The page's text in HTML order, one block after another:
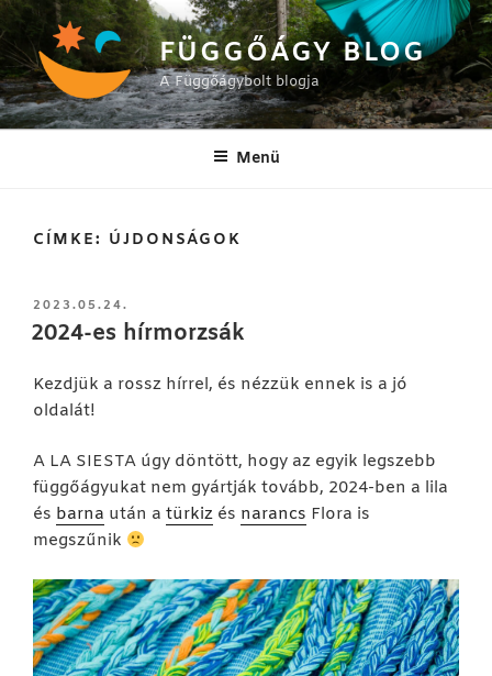
Tartalomhoz
FÜGGŐÁGY BLOG
A Függőágybolt blogja
Menü
CÍMKE: ÚJDONSÁGOK
BEKÜLDVE:
2023.05.24.
2024-es hírmorzsák
Kezdjük a rossz hírrel, és nézzük ennek is a jó
oldalát!
A LA SIESTA úgy döntött, hogy az egyik legszebb
függőágyukat nem gyártják tovább, 2024-ben a lila
és barna után a türkiz és narancs Flora is
megszűnik